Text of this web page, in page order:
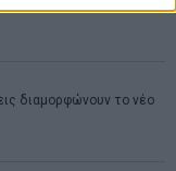
διαμορφώνουν το νέο